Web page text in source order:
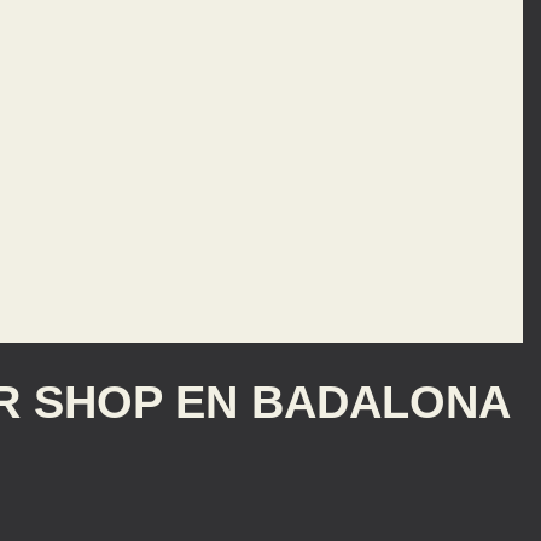
SHOP EN BADALONA